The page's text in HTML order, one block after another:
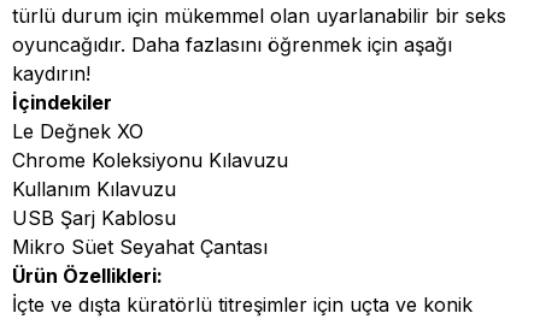
türlü durum için mükemmel olan uyarlanabilir bir seks
oyuncağıdır. Daha fazlasını öğrenmek için aşağı
kaydırın!
İçindekiler
Le Değnek XO
Chrome Koleksiyonu Kılavuzu
Kullanım Kılavuzu
USB Şarj Kablosu
Mikro Süet Seyahat Çantası
Ürün Özellikleri:
İçte ve dışta küratörlü titreşimler için uçta ve konik